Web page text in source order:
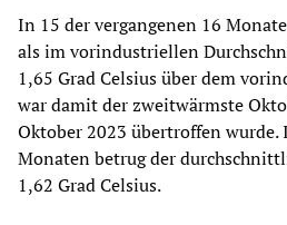
In 15 der vergangenen 16
als im vorindustriellen
1,65 Grad Celsius über dem
war damit der zweitwärmste
Oktober 2023 übertroffen wurde.
Monaten betrug der
1,62 Grad Celsius.